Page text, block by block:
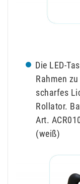
Die LED-
Rahmen
scharfes
Rollator.
Art.
(weiß)